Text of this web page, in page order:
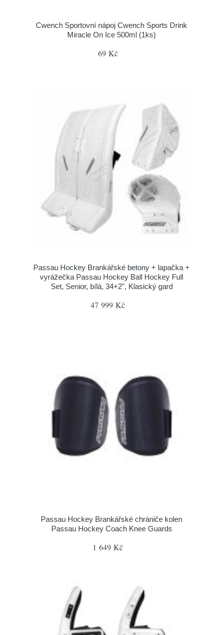
Cwench Sportovní nápoj Cwench Sports Drink
Miracle On Ice 500ml (1ks)
69 Kč
Passau Hockey Brankářské betony + lapačka +
vyrážečka Passau Hockey Ball Hockey Full
Set, Senior, bílá, 34+2", Klasický gard
47 999 Kč
Passau Hockey Brankářské chrániče kolen
Passau Hockey Coach Knee Guards
1 649 Kč